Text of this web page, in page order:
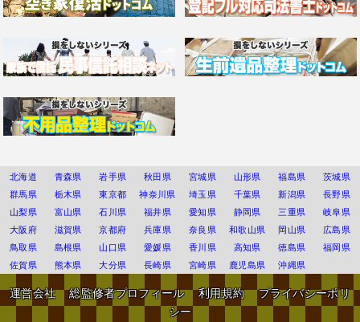
北海道 青森県 岩手県 秋田県 宮城県 山形県 福島県
茨城県
群馬県
栃木県 東京都 神奈川県 埼玉県 千葉県 新潟県
長野県
山梨県
富山県 石川県 福井県 愛知県 静岡県 三重県
岐阜県
大阪府
滋賀県 京都府 兵庫県 奈良県 和歌山県 岡山県
広島県
鳥取県
島根県 山口県 愛媛県 香川県 高知県 徳島県
福岡県
佐賀県
熊本県 大分県 長崎県 宮崎県 鹿児島県 沖縄県
運営会社 総監修者プロフィール 利用規約
プライバシーポリ
シー